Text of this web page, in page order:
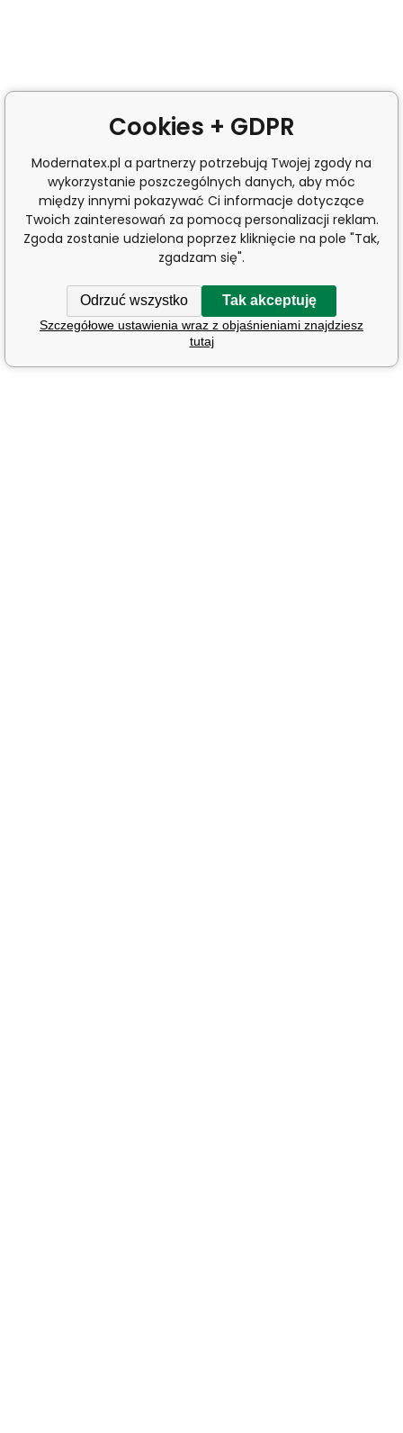
Cookies + GDPR
Modernatex.pl a partnerzy potrzebują Twojej zgody na
wykorzystanie poszczególnych danych, aby móc
między innymi pokazywać Ci informacje dotyczące
Twoich zainteresowań za pomocą personalizacji reklam.
Zgoda zostanie udzielona poprzez kliknięcie na pole "Tak,
zgadzam się".
Odrzuć wszystko Tak akceptuję
Szczegółowe ustawienia wraz z objaśnieniami znajdziesz
tutaj